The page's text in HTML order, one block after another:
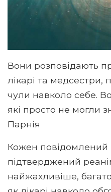
Вони розповідають
лікарі та медсестри,
чули навколо себе.
які просто не могли
Парнія
Кожен повідомлений
підтверджений
найжахливіше,